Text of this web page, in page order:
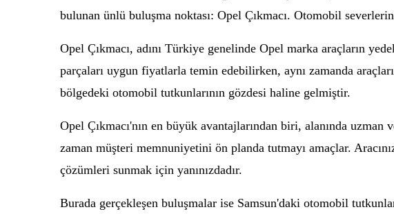
bulunan ünlü buluşma noktası: Opel Çıkmacı. Otomobil
Opel Çıkmacı, adını Türkiye genelinde Opel marka araçların
parçaları uygun fiyatlarla temin edebilirken, aynı zamanda
bölgedeki otomobil tutkunlarının gözdesi haline gelmiştir.
Opel Çıkmacı'nın en büyük avantajlarından biri, alanında
zaman müşteri memnuniyetini ön planda tutmayı amaçlar.
çözümleri sunmak için yanınızdadır.
Burada gerçekleşen buluşmalar ise Samsun'daki otomobil